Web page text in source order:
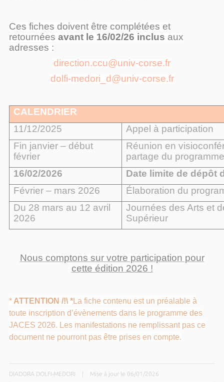
Ces fiches doivent être complétées et
retournées avant le 16/02/26 inclus aux
adresses :
direction.ccu@univ-corse.fr
dolfi-medori_d@univ-corse.fr
CALENDRIER
11/12/2025
Appel à participation
Fin janvier – début
février
Réunion en
partage du
16/02/2026
Date limite de dépôt
Février – mars 2026
Élaboration du
Du 28 mars au 12 avril
2026
Journées des Arts et
Supérieur
Nous comptons sur votre participation pour
cette édition 2026 !
*ATTENTION /!\ *La fiche contenu est un préalable à
toute inscription d’évènements dans le programme des
JACES 2026. Les manifestations ne remplissant pas ce
document ne pourront pas être prises en compte.
DIADORA DOLFI-MEDORI Mise à jour le 06/01/2026